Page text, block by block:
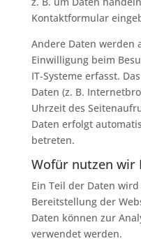
Kontaktformular
Andere Daten werden
Einwilligung beim
IT-Systeme erfasst.
Daten (z. B.
Uhrzeit des
Daten erfolgt
betreten.
Wofür nutzen wir
Ein Teil der Daten
Bereitstellung der
Daten können zur
verwendet werden.